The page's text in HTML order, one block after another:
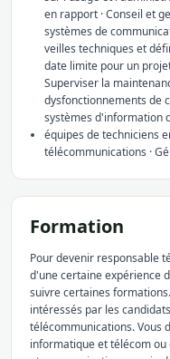
en rapport · Conseil et
systèmes de
veilles techniques et
date limite pour un
Superviser la
dysfonctionnements de
systèmes d'information
équipes de techniciens
télécommunications ·
Formation
Pour devenir responsable
d'une certaine expérience
suivre certaines
intéressés par les
télécommunications. Vous
informatique et télécom